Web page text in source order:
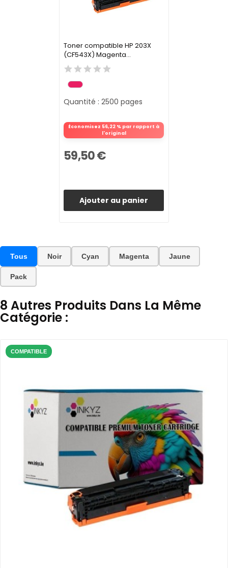
Toner compatible HP 203X
(CF543X) Magenta...
Économisez 56,22 % par rapport à
l'original
Quantité : 2500 pages
59,50 €
Ajouter au panier
Tous Noir Cyan Magenta Jaune
Pack
8 Autres Produits Dans La Même
Catégorie :
COMPATIBLE